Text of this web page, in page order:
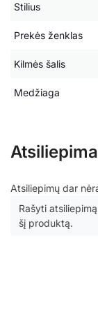
Stilius
Prekės ženklas
Kilmės šalis
Medžiaga
Atsiliepimų dar
Rašyti
šį produktą.